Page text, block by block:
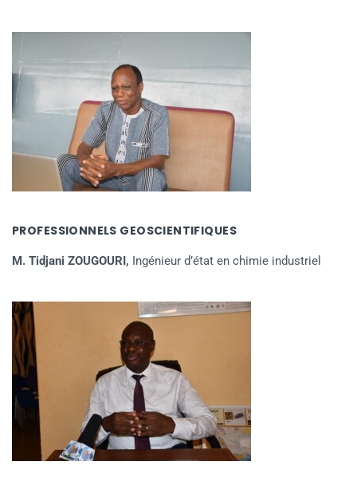
PROFESSIONNELS GEOSCIENTIFIQUES
M. Tidjani ZOUGOURI, Ingénieur d’état en chimie industriel